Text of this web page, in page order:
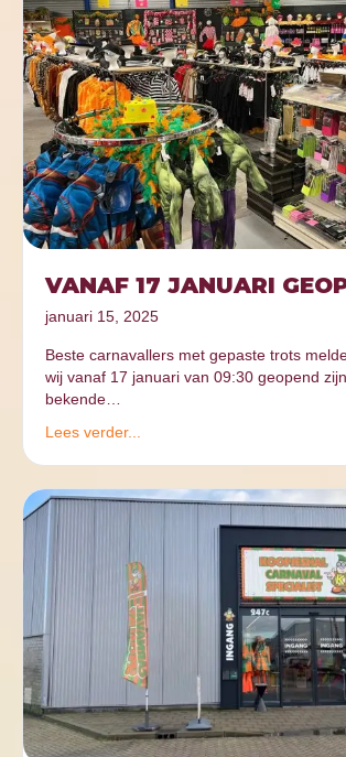
VANAF 17 JANUARI
januari 15, 2025
Beste carnavallers met gepaste trots
wij vanaf 17 januari van 09:30 geopend
bekende…
Lees verder...